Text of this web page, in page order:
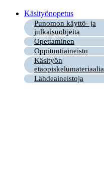
Käsityönopetus
Punomon käyttö- ja
julkaisuohjeita
Opettaminen
Oppituntiaineisto
Käsityön
etäopiskelumateriaalia
Lähdeaineistoja